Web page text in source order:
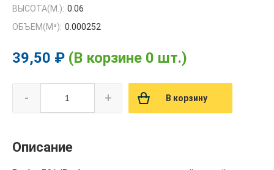
ВЫСОТА(М.): 0.06
ОБЪЕМ(M³): 0.000252
39,50 ₽ (В корзине 0 шт.)
- + В корзину
Описание